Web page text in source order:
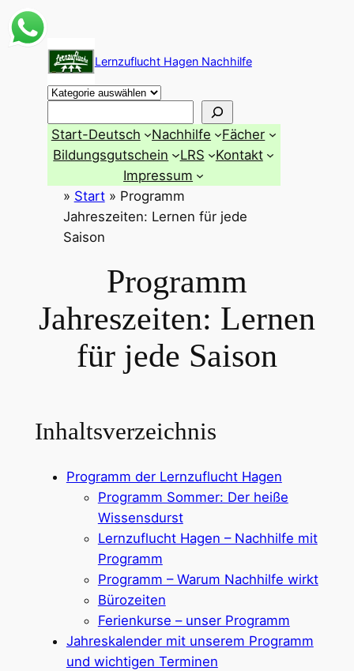
Zum
springen
Lernzuflucht Hagen Nachhilfe
Start-Deutsch Nachhilfe
Fächer
Bildungsgutschein
LRS
Kontakt
Impressum
» Start» Programm
Jahreszeiten: Lernen für jede
Saison
Programm
Jahreszeiten: Lernen
für jede Saison
Inhaltsverzeichnis
Programm der Lernzuflucht Hagen
Programm Sommer: Der heiße
Wissensdurst
Lernzuflucht Hagen – Nachhilfe mit
Programm
Programm – Warum Nachhilfe wirkt
Bürozeiten
Ferienkurse – unser Programm
Jahreskalender mit unserem Programm
und wichtigen Terminen